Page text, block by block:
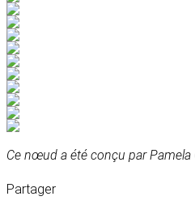
Ce nœud a été conçu par
Partager